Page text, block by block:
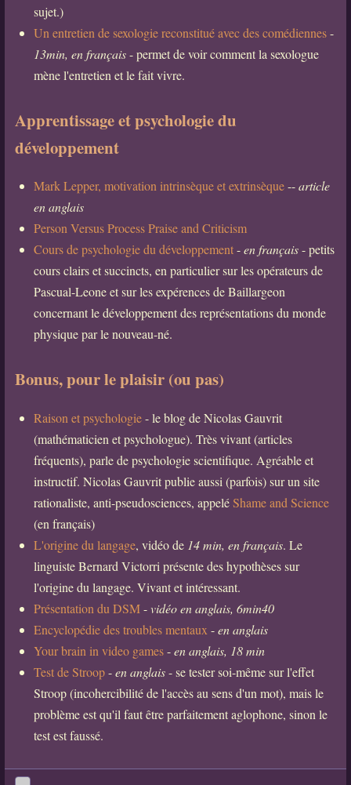
sujet.)
Un entretien de sexologie reconstitué avec des comédiennes-
13min, en français- permet de voir comment la sexologue
mène l'entretien et le fait vivre.
Apprentissage et psychologie du
développement
Mark Lepper, motivation intrinsèque et extrinsèque--article
en anglais
Person Versus Process Praise and Criticism
Cours de psychologie du développement-en français- petits
cours clairs et succincts, en particulier sur les opérateurs de
Pascual-Leone et sur les expérences de Baillargeon
concernant le développement des représentations du monde
physique par le nouveau-né.
Bonus, pour le plaisir (ou pas)
Raison et psychologie- le blog de Nicolas Gauvrit
(mathématicien et psychologue). Très vivant (articles
fréquents), parle de psychologie scientifique. Agréable et
instructif. Nicolas Gauvrit publie aussi (parfois) sur un site
rationaliste, anti-pseudosciences, appeléShame and Science
(en français)
L'origine du langage, vidéo de 14 min, en français. Le
linguiste Bernard Victorri présente des hypothèses sur
l'origine du langage. Vivant et intéressant.
Présentation du DSM-vidéo en anglais, 6min40
Encyclopédie des troubles mentaux -en anglais
Your brain in video games-en anglais, 18 min
Test de Stroop-en anglais- se tester soi-même sur l'effet
Stroop (incohercibilité de l'accès au sens d'un mot), mais le
problème est qu'il faut être parfaitement aglophone, sinon le
test est faussé.